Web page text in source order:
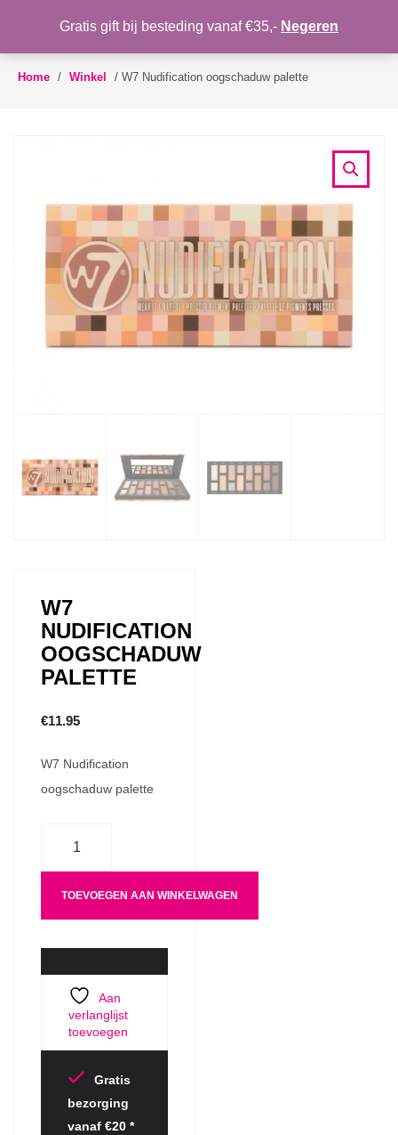
Toggle
WENSLIJST
Home / Winkel / W7 Nudification oogschaduw palette
W7
NUDIFICATION
OOGSCHADUW
PALETTE
€11.95
W7 Nudification
oogschaduw palette
TOEVOEGEN AAN WINKELWAGEN
Aan
verlanglijst
toevoegen
Gratis
bezorging
vanaf €20 *
Gratis gift bij besteding vanaf €35,- Negeren